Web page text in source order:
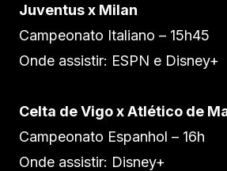
Juventus x Milan
Campeonato Italiano – 15h45
Onde assistir: ESPN e Disney+
Celta de Vigo x Atlético de
Campeonato Espanhol – 16h
Onde assistir: Disney+